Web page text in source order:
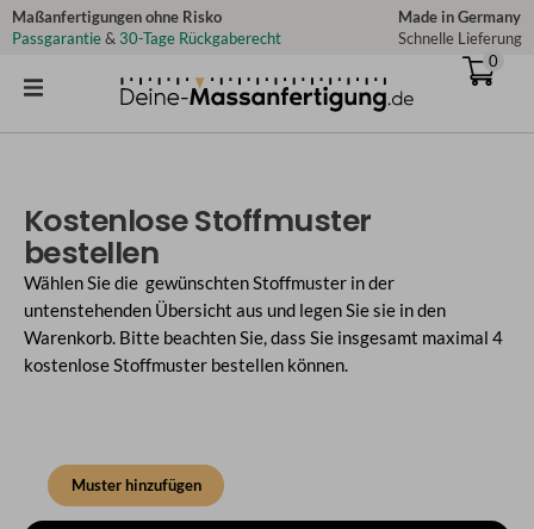
Zum
Inhalt
Maßanfertigungen ohne Risko
Passgarantie& 30-Tage Rückgaberecht
Made in Germany
Schnelle Lieferung
0
Kostenlose Stoffmuster
bestellen
Wählen Sie die gewünschten Stoffmuster in der
untenstehenden Übersicht aus und legen Sie sie in den
Warenkorb. Bitte beachten Sie, dass Sie insgesamt maximal 4
kostenlose Stoffmuster bestellen können.